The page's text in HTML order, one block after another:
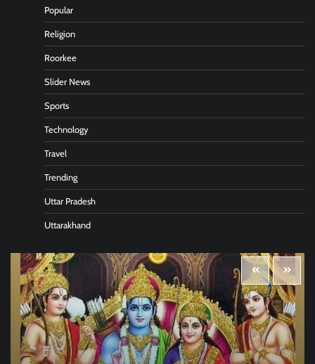
Popular
Religion
Roorkee
Slider News
Sports
Technology
Travel
Trending
Uttar Pradesh
Uttarakhand